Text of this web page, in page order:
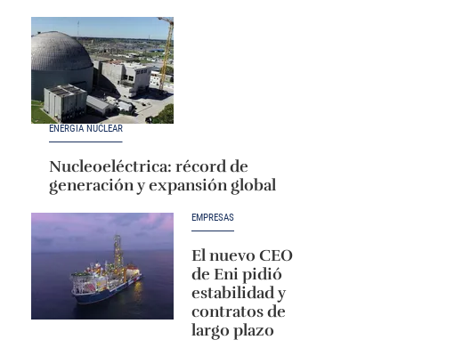
ENERGÍA NUCLEAR
Nucleoeléctrica: récord de
generación y expansión global
EMPRESAS
El nuevo CEO
de Eni pidió
estabilidad y
contratos de
largo plazo